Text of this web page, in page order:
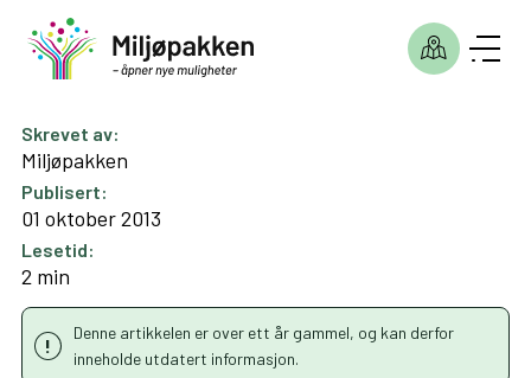
Skrevet av:
Miljøpakken
Publisert:
01 oktober 2013
Lesetid:
2 min
Denne artikkelen er over ett år gammel, og kan derfor
inneholde utdatert informasjon.